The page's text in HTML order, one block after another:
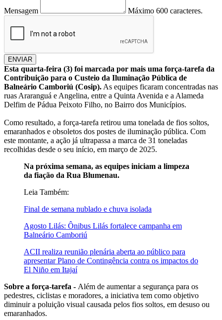
Mensagem Máximo 600 caracteres.
ENVIAR
Esta quarta-feira (3) foi marcada por mais uma força-tarefa da
Contribuição para o Custeio da Iluminação Pública de
Balneário Camboriú (Cosip).As equipes ficaram concentradas nas
ruas Araranguá e Angelina, entre a Quinta Avenida e a Alameda
Delfim de Pádua Peixoto Filho, no Bairro dos Municípios.
Como resultado, a força-tarefa retirou uma tonelada de fios soltos,
emaranhados e obsoletos dos postes de iluminação pública. Com
este montante, a ação já ultrapassa a marca de 31 toneladas
recolhidas desde o seu início, em março de 2025.
Na próxima semana, as equipes iniciam a limpeza
da fiação da Rua Blumenau.
Leia Também:
Final de semana nublado e chuva isolada
Agosto Lilás: Ônibus Lilás fortalece campanha em
Balneário Camboriú
ACII realiza reunião plenária aberta ao público para
apresentar Plano de Contingência contra os impactos do
El Niño em Itajaí
Sobre a força-tarefa - Além de aumentar a segurança para os
pedestres, ciclistas e moradores, a iniciativa tem como objetivo
diminuir a poluição visual causada pelos fios soltos, em desuso ou
emaranhados.